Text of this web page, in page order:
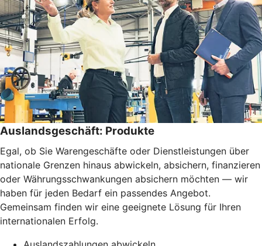
Auslandsgeschäft: Produkte
Egal, ob Sie Warengeschäfte oder Dienstleistungen über
nationale Grenzen hinaus abwickeln, absichern, finanzieren
oder Währungsschwankungen absichern möchten — wir
haben für jeden Bedarf ein passendes Angebot.
Gemeinsam finden wir eine geeignete Lösung für Ihren
internationalen Erfolg.